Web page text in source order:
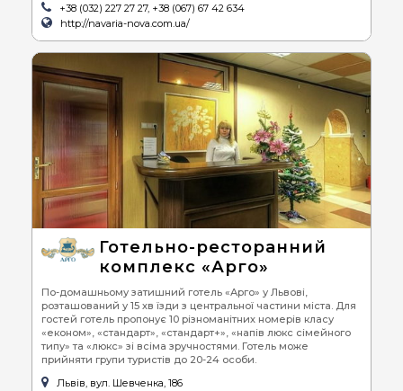
+38 (032) 227 27 27, +38 (067) 67 42 634
http://navaria-nova.com.ua/
Готельно-ресторанний
комплекс «Арго»
По-домашньому затишний готель «Арго» у Львові,
розташований у 15 хв їзди з центральної частини міста. Для
гостей готель пропонує 10 різноманітних номерів класу
«економ», «стандарт», «стандарт+», «напів люкс сімейного
типу» та «люкс» зі всіма зручностями. Готель може
прийняти групи туристів до 20-24 особи.
Львів, вул. Шевченка, 186